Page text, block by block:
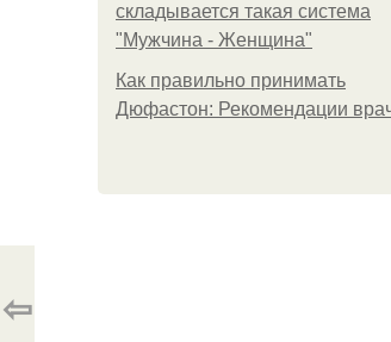
складывается такая система
"Мужчина - Женщина"
Как правильно принимать
Дюфастон: Рекомендации
⇦